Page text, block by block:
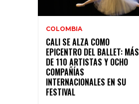
COLOMBIA
CALI SE ALZA COMO
EPICENTRO DEL BALLET: MÁS
DE 110 ARTISTAS Y OCHO
COMPAÑÍAS
INTERNACIONALES EN SU
FESTIVAL